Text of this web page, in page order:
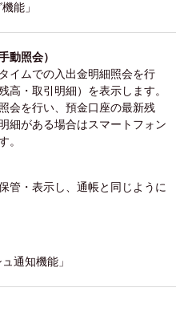
能」
動照会）
イムでの入出金明細照会を行
高・取引明細）を表示します。
会を行い、預金口座の最新残
細がある場合はスマートフォン
。
管・表示し、通帳と同じように
通知機能」